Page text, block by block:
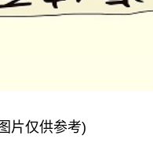
片仅供参考)